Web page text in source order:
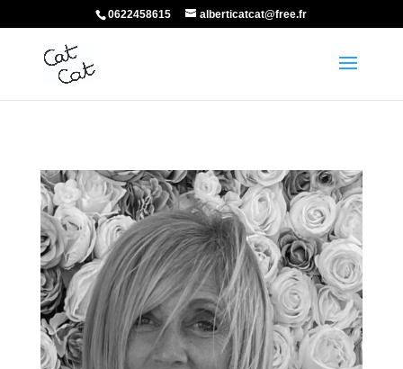
0622458615 alberticatcat@free.fr